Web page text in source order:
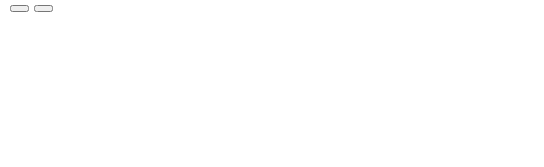
Меню